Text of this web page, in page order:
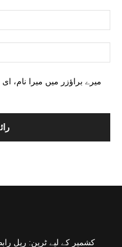
میرے براؤزر میں میرا نام،
کشمیر کے لیے ٹرین: ریل